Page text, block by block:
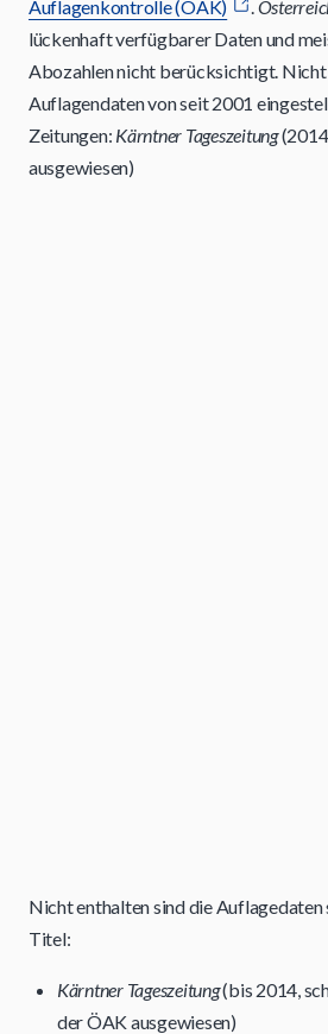
Auflagenkontrolle (ÖAK) .
lückenhaft verfügbarer Daten und
Abozahlen nicht berücksichtigt. Nicht
Auflagendaten von seit 2001
Zeitungen: Kärntner Tageszeitung
ausgewiesen)
Nicht enthalten sind die
Titel:
Kärntner Tageszeitung(bis 2014,
der ÖAK ausgewiesen)